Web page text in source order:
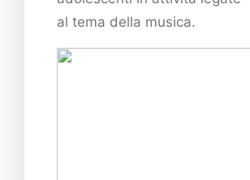
al tema della musica.